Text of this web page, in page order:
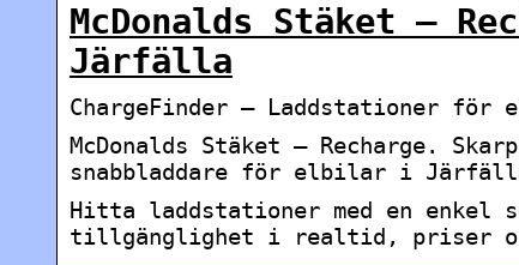
McDonalds Stäket –
Järfälla
ChargeFinder – Laddstationer för
McDonalds Stäket – Recharge.
snabbladdare för elbilar i
Hitta laddstationer med en
tillgänglighet i realtid, priser